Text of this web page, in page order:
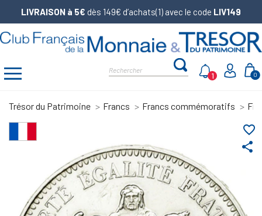
LIVRAISON à 5€ dès 149€ d’achats(1) avec le code LIV149
0
1
Trésor du Patrimoine Francs Francs commémoratifs
share
favorite_border